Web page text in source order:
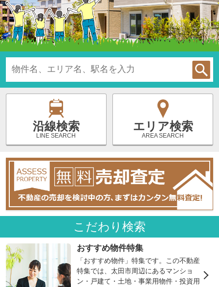
沿線検索
LINE SEARCH
エリア検索
AREA SEARCH
こだわり検索
おすすめ物件特集
「おすすめ物件」特集です。この不動産
特集では、太田市周辺にあるマンショ
ン・戸建て・土地・事業用物件・投資用